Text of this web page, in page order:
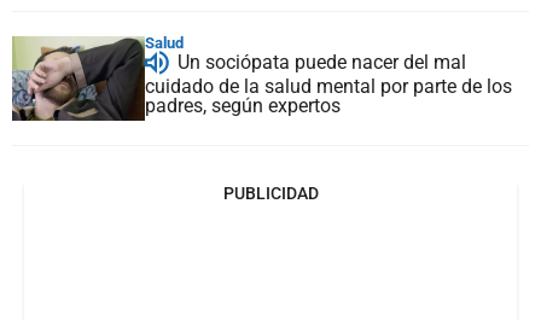
Salud
Un sociópata puede nacer del mal
cuidado de la salud mental por parte de los
padres, según expertos
PUBLICIDAD